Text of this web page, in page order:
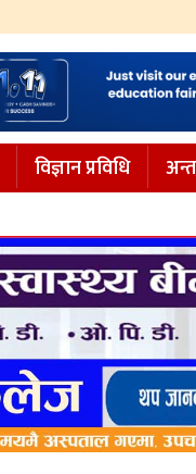
विज्ञान प्रविधि